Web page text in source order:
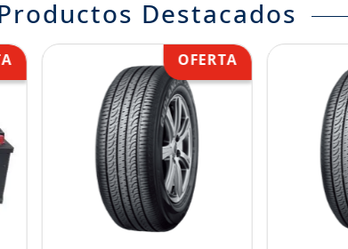
Productos Destacados